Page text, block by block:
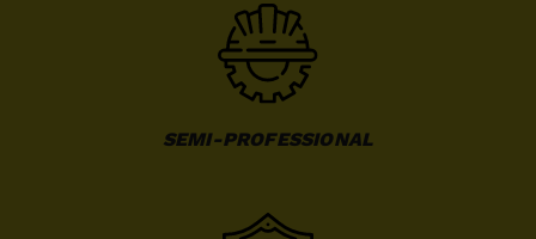
SEMI-PROFESSIONAL